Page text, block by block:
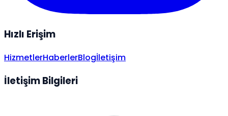
Hızlı Erişim
HizmetlerHaberlerBlogİletişim
İletişim Bilgileri